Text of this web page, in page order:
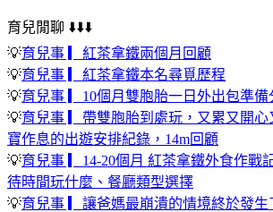
育兒閒聊 ⬇️⬇️⬇️
💡育兒事 ▎紅茶拿鐵兩個月回顧
💡育兒事 ▎紅茶拿鐵本名尋覓歷程
💡育兒事 ▎10個月雙胞胎一日外出包準備
💡育兒事 ▎帶雙胞胎到處玩，又累又開心
寶作息的出遊安排紀錄，14m回顧
💡育兒事 ▎14-20個月 紅茶拿鐵外食作戰
待時間玩什麼、餐廳類型選擇
💡育兒事 ▎讓爸媽最崩潰的情境終於發